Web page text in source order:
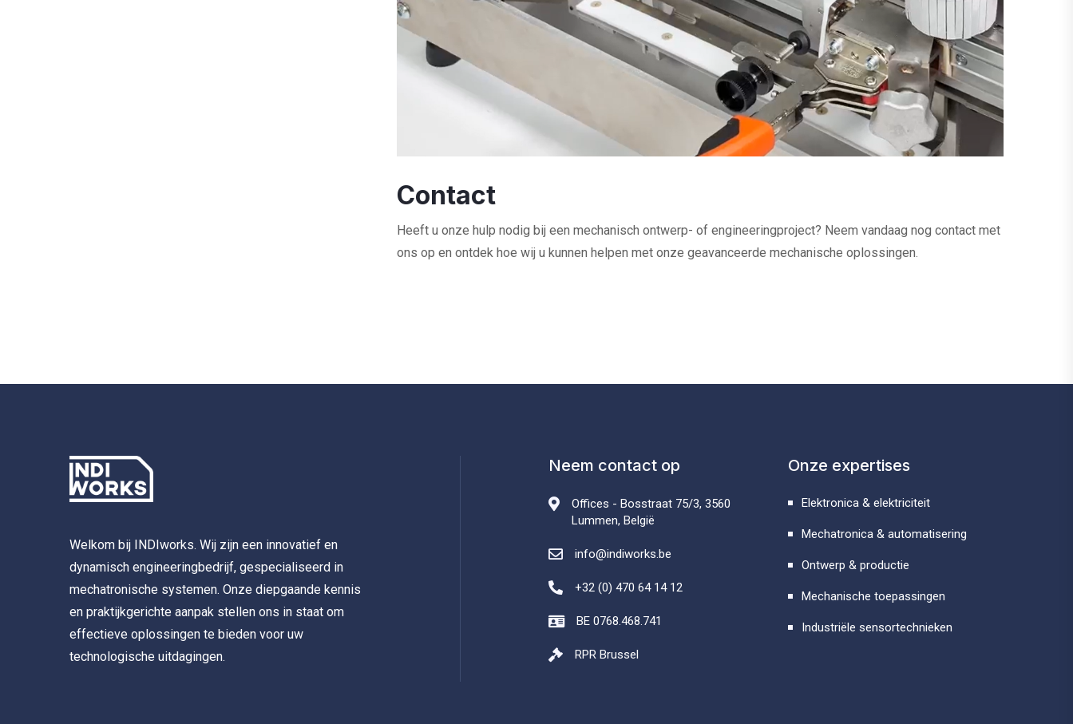
Contact
Heeft u onze hulp nodig bij een mechanisch ontwerp- of engineeringproject? Neem vandaag nog contact met
ons op en ontdek hoe wij u kunnen helpen met onze geavanceerde mechanische oplossingen.
Welkom bij INDIworks. Wij zijn een innovatief en
dynamisch engineeringbedrijf, gespecialiseerd in
mechatronische systemen. Onze diepgaande kennis
en praktijkgerichte aanpak stellen ons in staat om
effectieve oplossingen te bieden voor uw
technologische uitdagingen.
Neem contact op
Offices - Bosstraat 75/3, 3560
Lummen, België
info@indiworks.be
+32 (0) 470 64 14 12
BE 0768.468.741
RPR Brussel
Onze expertises
Elektronica & elektriciteit
Mechatronica & automatisering
Ontwerp & productie
Mechanische toepassingen
Industriële sensor­technieken